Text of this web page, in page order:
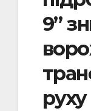
9”
руху